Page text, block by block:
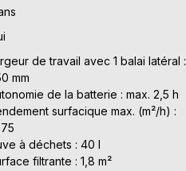
de travail avec 1 balai latéral :
mm
de la batterie : max. 2,5 h
surfacique max. (m²/h) :
à déchets : 40 l
filtrante : 1,8 m²